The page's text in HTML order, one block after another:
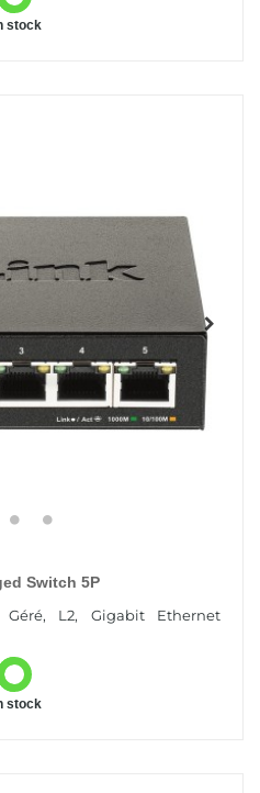
stock
Switch 5P
Géré, L2, Gigabit Ethernet
stock